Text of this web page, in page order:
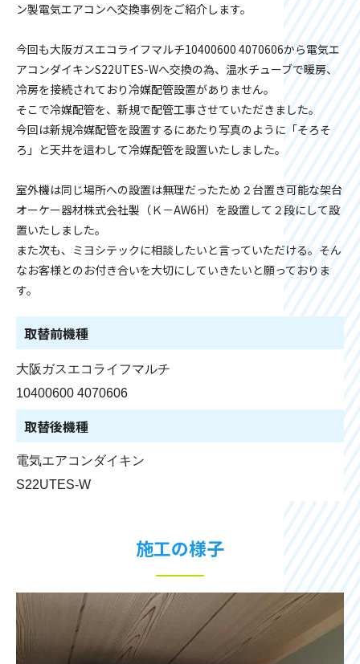
ン製電気エアコンへ交換事例をご紹介します。
今回も大阪ガスエコライフマルチ10400600 4070606から電気エ
アコンダイキンS22UTES-Wへ交換の為、温水チューブで暖房、
冷房を接続されており冷媒配管設置がありません。
そこで冷媒配管を、新規で配管工事させていただきました。
今回は新規冷媒配管を設置するにあたり写真のように「そろそ
ろ」と天井を這わして冷媒配管を設置いたしました。
室外機は同じ場所への設置は無理だったため２台置き可能な架台
オーケー器材株式会社製（Ｋ－AW6H）を設置して２段にして設
置いたしました。
また次も、ミヨシテックに相談したいと言っていただける。そん
なお客様とのお付き合いを大切にしていきたいと願っておりま
す。
取替前機種
大阪ガスエコライフマルチ
10400600 4070606
取替後機種
電気エアコンダイキン
S22UTES-W
施工の様子